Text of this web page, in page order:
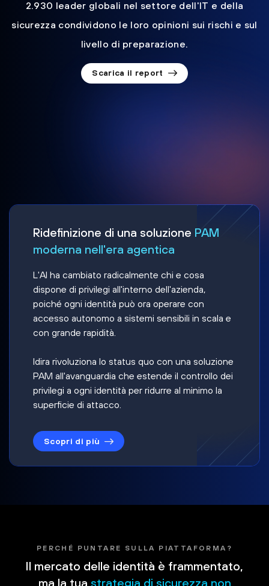
2.930 leader globali nel settore dell'IT e della
sicurezza condividono le loro opinioni sui rischi e sul
livello di preparazione.
Scarica il report
Ridefinizione di una soluzione PAM
moderna nell'era agentica
L'AI ha cambiato radicalmente chi e cosa
dispone di privilegi all'interno dell'azienda,
poiché ogni identità può ora operare con
accesso autonomo a sistemi sensibili in scala e
con grande rapidità.
Idira rivoluziona lo status quo con una soluzione
PAM all'avanguardia che estende il controllo dei
privilegi a ogni identità per ridurre al minimo la
superficie di attacco.
Scopri di più
PERCHÉ PUNTARE SULLA PIATTAFORMA?
Il mercato delle identità è frammentato,
ma la tua strategia di sicurezza non